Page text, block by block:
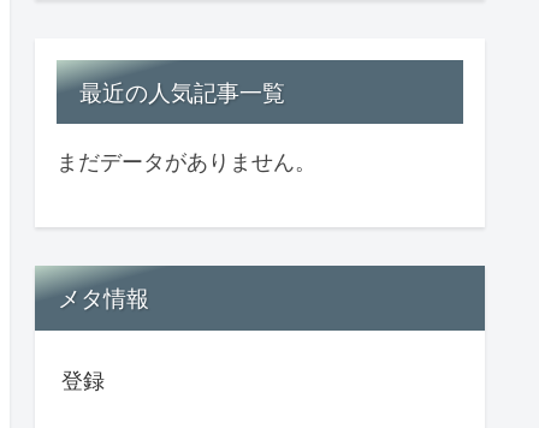
最近の人気記事一覧
まだデータがありません。
メタ情報
登録